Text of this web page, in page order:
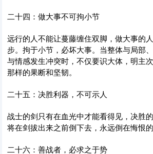
二十四：做大事不可拘小节
远行的人不能让蔓藤缠住双脚，做大事的
步。拘于小节，必坏大事。当整体与局部
与情感发生冲突时，不仅要识大体，明主
那样的果断和坚韧。
二十五：决胜利器，不可示人
战士的剑只有在血光中才能看得见，决胜
将在剑拔出来之前倒下去，永远倒在悔恨的
二十六：善战者，必求之于势